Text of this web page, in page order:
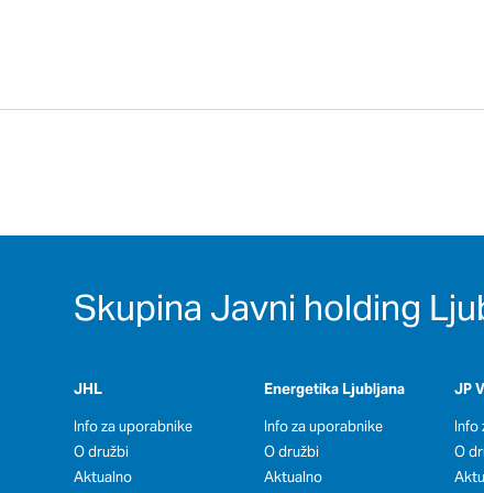
Skupina Javni holding
JHL
Info za uporabnike
O družbi
Aktualno
Energetika Ljubljana
Info za uporabnike
O družbi
Aktualno
JP
Info
O